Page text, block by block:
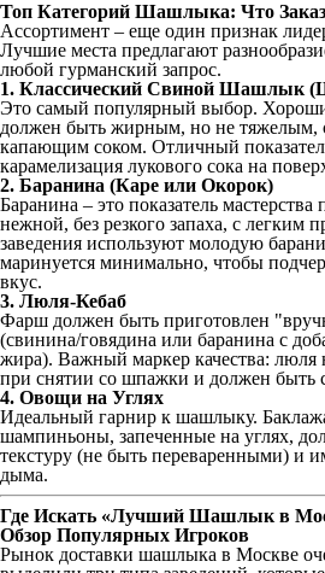
Топ Категорий Шашлыка: Что
Ассортимент – еще один признак
Лучшие места предлагают
любой гурманский запрос.
1. Классический Свиной Шашлык
Это самый популярный выбор.
должен быть жирным, но не тяжелым,
капающим соком. Отличный
карамелизация лукового сока на
2. Баранина (Каре или Окорок)
Баранина – это показатель
нежной, без резкого запаха, с
заведения используют молодую
маринуется минимально, чтобы
вкус.
3. Люля-Кебаб
Фарш должен быть приготовлен
(свинина/говядина или баранина с
жира). Важный маркер качества: люля
при снятии со шпажки и должен быть
4. Овощи на Углях
Идеальный гарнир к шашлыку.
шампиньоны, запеченные на углях,
текстуру (не быть переваренными) и
дыма.
Где Искать «Лучший Шашлык в
Обзор Популярных Игроков
Рынок доставки шашлыка в Москве